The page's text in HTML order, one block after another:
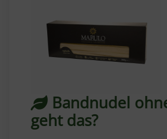
Bandnudel
geht das?